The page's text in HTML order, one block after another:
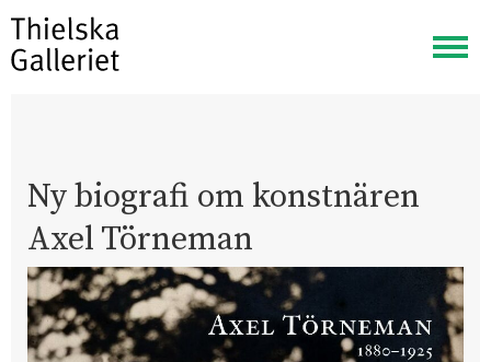
Visa
meny
Ny biografi om konstnären
Axel Törneman